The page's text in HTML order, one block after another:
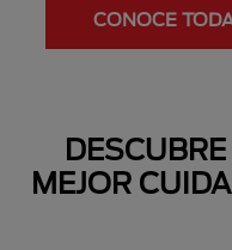
CONOCE
MEJOR